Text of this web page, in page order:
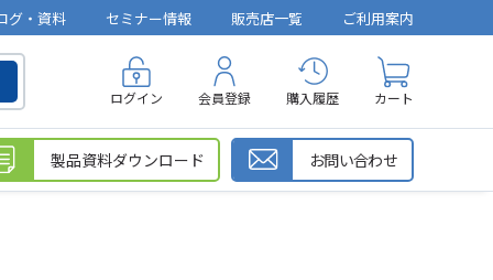
グ・資料 セミナー情報 販売店一覧 ご利用案内
ログイン 会員登録 購入履歴 カート
製品資料ダウンロード お問い合わせ